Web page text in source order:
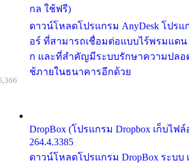
กล ใช้ฟรี)
ดาวน์โหลดโปรแกรม AnyDesk โปร
อร์ ที่สามารถเชื่อมต่อแบบไร้พรมแดน
ก และที่สำคัญมีระบบรักษาความปลอ
ช้ภายในธนาคารอีกด้วย
DropBox (โปรแกรม Dropbox เก็บไฟ
264.4.3385
ดาวน์โหลดโปรแกรม DropBox ระบบ